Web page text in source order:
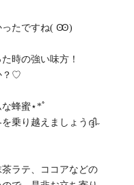
ったですね( Ꙭ)
時の強い味方！
？♡
蜂蜜⋆︎*ﾟ
乗り越えましょうദ്ദി˶
ラテ、ココアなどの